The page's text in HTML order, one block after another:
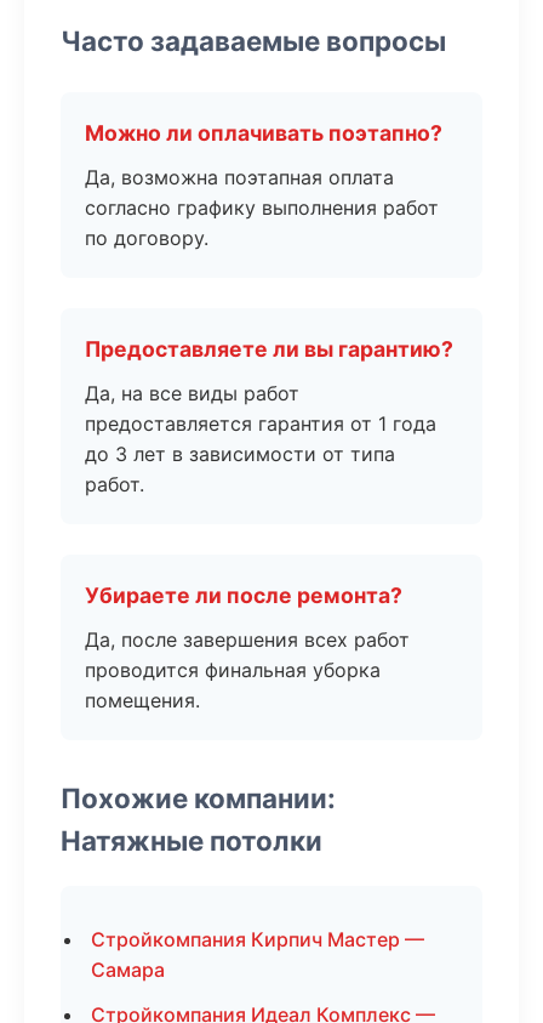
Часто задаваемые вопросы
Можно ли оплачивать поэтапно?
Да, возможна поэтапная оплата
согласно графику выполнения работ
по договору.
Предоставляете ли вы гарантию?
Да, на все виды работ
предоставляется гарантия от 1 года
до 3 лет в зависимости от типа
работ.
Убираете ли после ремонта?
Да, после завершения всех работ
проводится финальная уборка
помещения.
Похожие компании:
Натяжные потолки
Стройкомпания Кирпич Мастер —
Самара
Стройкомпания Идеал Комплекс —